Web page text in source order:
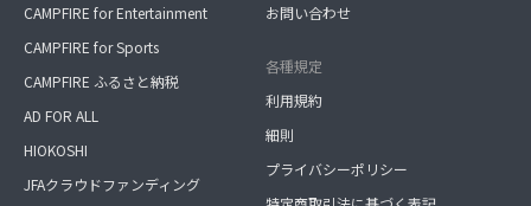
CAMPFIRE for Entertainment
CAMPFIRE for Sports
CAMPFIRE ふるさと納税
AD FOR ALL
HIOKOSHI
JFAクラウドファンディング
お問い合わせ
各種規定
利用規約
細則
プライバシーポリシー